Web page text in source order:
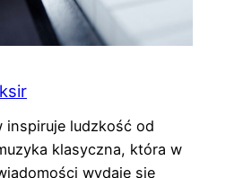
inspiruje ludzkość od
klasyczna, która w
wydaje się